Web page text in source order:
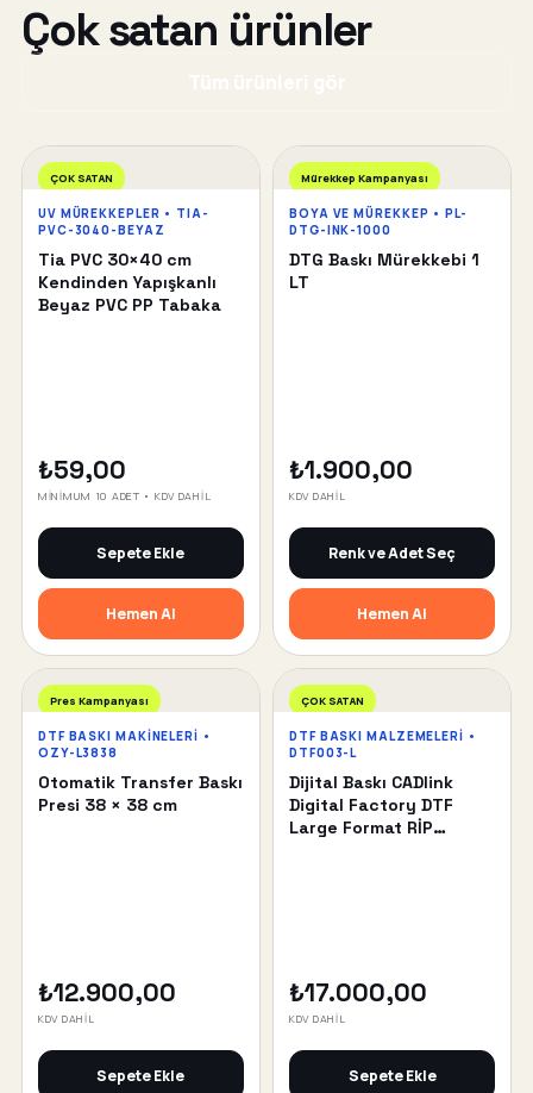
Çok satan ürünler
ÇOK SATAN
UV MÜREKKEPLER • TIA-
PVC-3040-BEYAZ
Tia PVC 30×40 cm
Kendinden Yapışkanlı
Beyaz PVC PP Tabaka
₺59,00
MİNİMUM 10 ADET • KDV DAHİL
Sepete Ekle
Hemen Al
Mürekkep Kampanyası
BOYA VE MÜREKKEP • PL-
DTG-INK-1000
DTG Baskı Mürekkebi 1
LT
₺1.900,00
KDV DAHİL
Renk ve Adet Seç
Hemen Al
Pres Kampanyası
DTF BASKI MAKINELERI •
OZY-L3838
Otomatik Transfer Baskı
Presi 38 × 38 cm
₺12.900,00
KDV DAHİL
Sepete Ekle
ÇOK SATAN
DTF BASKI MALZEMELERI •
DTF003-L
Dijital Baskı CADlink
Digital Factory DTF
Large Format RİP
₺17.000,00
KDV DAHİL
Sepete Ekle